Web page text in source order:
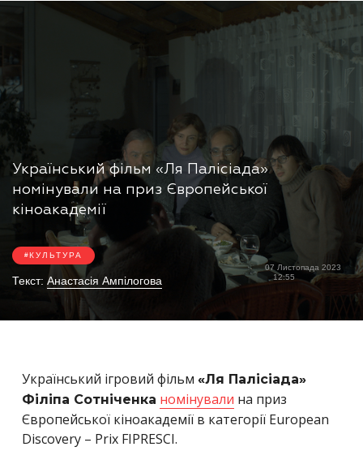
Український фільм «Ля Палісіада»
номінували на приз Європейської
кіноакадемії
КУЛЬТУРА
Текст: Анастасія Ампілогова
07 Листопада 2023
12:55
Український ігровий фільм «Ля Палісіада»
Філіпа Сотніченка номінували на приз
Європейської кіноакадемії в категорії European
Discovery – Prix FIPRESCI.